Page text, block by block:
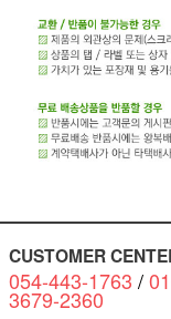
CUSTOMER
054-443-1763 /
3679-2360